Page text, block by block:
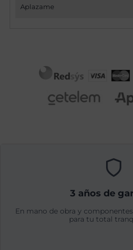
Aplazame
3 años de
En mano de obra y
para tu total